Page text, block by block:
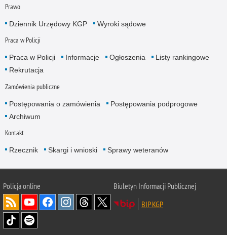
Prawo
Dziennik Urzędowy KGP Wyroki sądowe
Praca w Policji
Praca w Policji Informacje Ogłoszenia
Listy rankingowe
Rekrutacja
Zamówienia publiczne
Postępowania o zamówienia
Postępowania podprogowe
Archiwum
Kontakt
Rzecznik Skargi i wnioski Sprawy weteranów
Policjaonline
Biuletyn Informacji Publicznej
BIP KGP